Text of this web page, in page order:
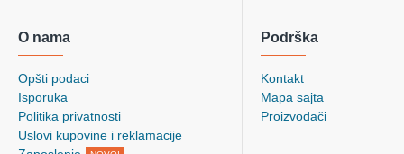
O nama
Opšti podaci
Isporuka
Politika privatnosti
Uslovi kupovine i reklamacije
Podrška
Kontakt
Mapa sajta
Proizvođači